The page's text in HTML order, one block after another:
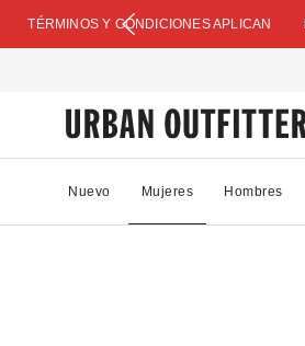
TÉRMINOS Y CONDICIONES APLICAN
Nuevo Mujeres Hombres